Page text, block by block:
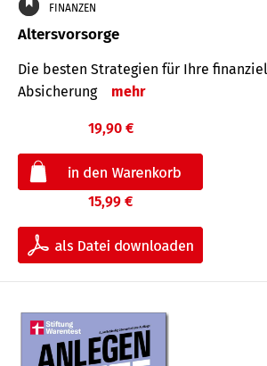
FINANZEN
Altersvorsorge
Die besten Strategien für Ihre
Absicherung
mehr
19,90 €
15,99 €